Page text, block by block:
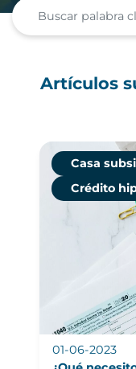
Artículos
Casa
Crédito
01-06-2023